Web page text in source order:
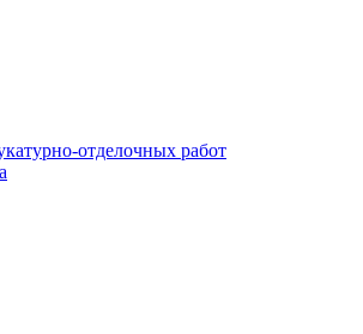
отделочных работ